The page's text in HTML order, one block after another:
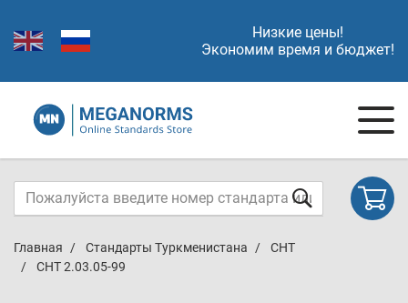
Низкие цены!
Экономим время и бюджет!
Главная Стандарты Туркменистана
СНТ
СНТ 2.03.05-99